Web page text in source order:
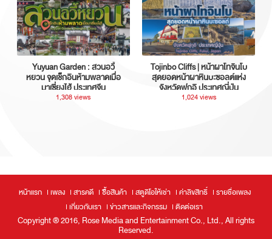
Yuyuan Garden : สวนอวี้
หยวน จุดเช็กอินห้ามพลาดเมื่อ
มาเซี่ยงไฮ้ ประเทศจีน
1,308 views
Tojinbo Cliffs | หน้าผาโทจินโบ
สุดยอดหน้าผาหินบะซอลต์แห่ง
จังหวัดฟุกุอิ ประเทศญี่ปุ่น
1,024 views
หน้าแรก เพลง สารคดี ซื้อสินค้า สตูดิโอให้เช่า ค่าลิขสิทธิ์
รายชื่อเพลง
เกี่ยวกับเรา
ข่าวสารและกิจกรรม ติดต่อเรา
Copyright ® 2016, Rose Media and Entertainment Co., Ltd., All rights
Reserved.